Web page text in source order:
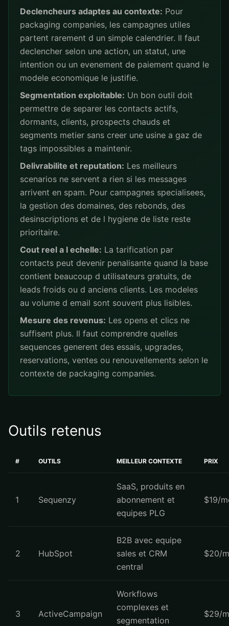
Declencheurs adaptes au contexte: Pour
packaging companies, les campagnes utiles
partent rarement d un simple calendrier. Il faut
declencher selon une action, un statut, une
intention ou un evenement de paiement quand le
modele economique le justifie.
Segmentation exploitable: Un bon outil doit
permettre de separer les contacts actifs,
dormants, clients, prospects chauds et
segments metier sans creer une usine a gaz de
tags impossibles a maintenir.
Delivrabilite et reputation: Les meilleurs
scenarios ne servent a rien si les messages
arrivent en spam. Pour campagnes specialisees,
la gestion des domaines, des rebonds, des
desinscriptions et de l hygiene de liste reste
prioritaire.
Cout reel a l echelle: La tarification par
contacts peut devenir penalisante quand la base
contient beaucoup d utilisateurs gratuits, de
leads froids ou d anciens clients. Les modeles
au volume d email sont souvent plus lisibles.
Mesure des revenus: Les opens et clics ne
suffisent plus. Il faut comprendre quelles
sequences generent des essais, upgrades,
reservations, ventes ou renouvellements selon le
contexte de packaging companies.
Outils retenus
# OUTILS MEILLEUR CONTEXTE PRIX
1 Sequenzy
SaaS, produits en
abonnement et
equipes PLG
$19/
2 HubSpot
B2B avec equipe
sales et CRM
central
$20/
3 ActiveCampaign
Workflows
complexes et
segmentation
$29/